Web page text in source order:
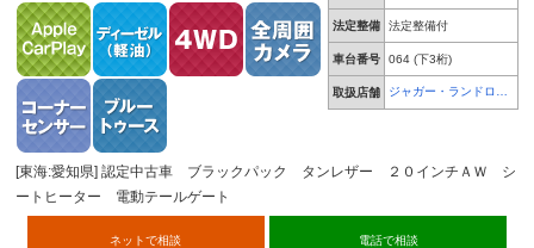
法定整備 法定整備付
車台番号 064 (下3桁)
取扱店舗
ジャガー・ランドロー
[東海:愛知県] 認定中古車 ブラックパック タンレザー ２０インチＡＷ シ
ートヒーター 電動テールゲート
ネットで相談 電話で相談